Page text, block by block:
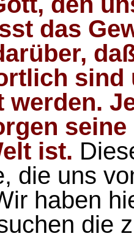
das
sind
werden.
ist.
die uns
haben
die